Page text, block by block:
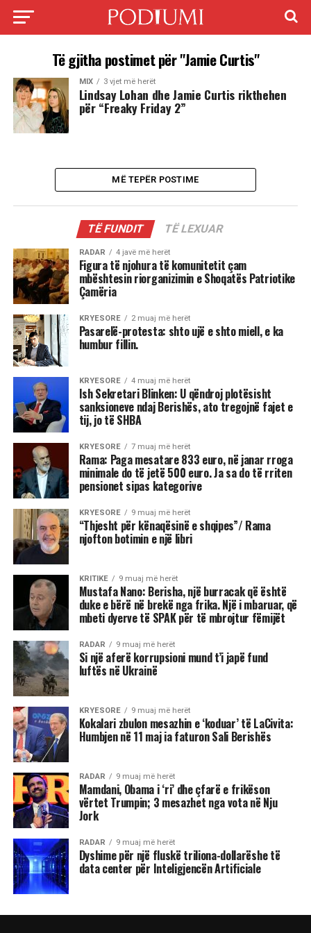
Të gjitha postimet për "Jamie Curtis"
MIX 3 vjet më herët
Lindsay Lohan dhe Jamie Curtis rikthehen
për “Freaky Friday 2”
MË TEPËR POSTIME
TË FUNDIT TË LEXUAR
RADAR 4 javë më herët
Figura të njohura të komunitetit çam
mbështesin riorganizimin e Shoqatës Patriotike
Çamëria
KRYESORE 2 muaj më herët
Pasarelë-protesta: shto ujë e shto miell, e ka
humbur fillin.
KRYESORE 4 muaj më herët
Ish Sekretari Blinken: U qëndroj plotësisht
sanksioneve ndaj Berishës, ato tregojnë fajet e
tij, jo të SHBA
KRYESORE 7 muaj më herët
Rama: Paga mesatare 833 euro, në janar rroga
minimale do të jetë 500 euro. Ja sa do të rriten
pensionet sipas kategorive
KRYESORE 9 muaj më herët
“Thjesht për kënaqësinë e shqipes”/ Rama
njofton botimin e një libri
KRITIKE 9 muaj më herët
Mustafa Nano: Berisha, një burracak që është
duke e bërë në brekë nga frika. Një i mbaruar, që
mbeti dyerve të SPAK për të mbrojtur fëmijët
RADAR 9 muaj më herët
Si një aferë korrupsioni mund t’i japë fund
luftës në Ukrainë
KRYESORE 9 muaj më herët
Kokalari zbulon mesazhin e ‘koduar’ të LaCivita:
Humbjen në 11 maj ia faturon Sali Berishës
RADAR 9 muaj më herët
Mamdani, Obama i ‘ri’ dhe çfarë e frikëson
vërtet Trumpin; 3 mesazhet nga vota në Nju
Jork
RADAR 9 muaj më herët
Dyshime për një fluskë triliona-dollarëshe të
data center për Inteligjencën Artificiale